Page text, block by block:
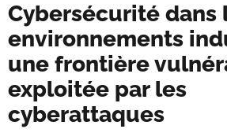
Cybersécurité dans
environnements
une frontière
exploitée par les
cyberattaques